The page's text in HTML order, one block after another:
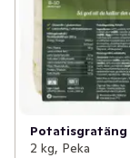
Potatisgratäng
2 kg, Peka